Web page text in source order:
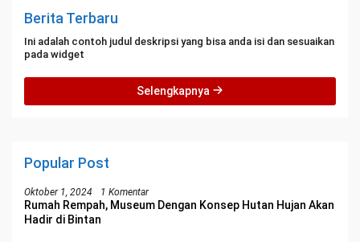
Berita Terbaru
Ini adalah contoh judul deskripsi yang bisa anda isi dan sesuaikan
pada widget
Selengkapnya
Popular Post
Oktober 1, 2024 1 Komentar
Rumah Rempah, Museum Dengan Konsep Hutan Hujan Akan
Hadir di Bintan